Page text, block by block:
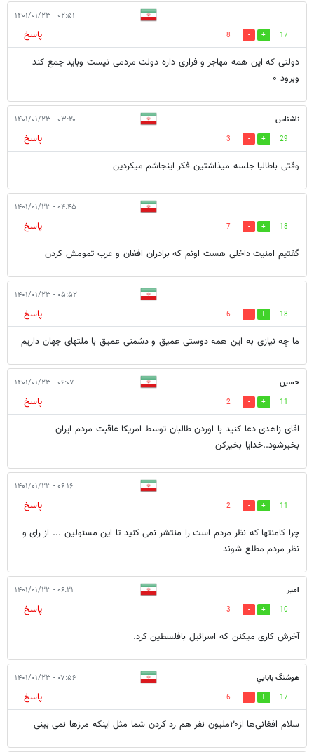
۰۲:۵۱ - ۱۴۰۱/۰۱/۲۳
17
8
پاسخ
دولتی که این همه مهاجر و فراری داره دولت مردمی نیست وباید جمع کند
وبرود ۰
ناشناس ۰۳:۲۰ - ۱۴۰۱/۰۱/۲۳
29
3
پاسخ
وقتی باطالبا جلسه میذاشتین فکر اینجاشم میکردین
۰۴:۴۵ - ۱۴۰۱/۰۱/۲۳
18
7
پاسخ
گفتیم امنیت داخلی هست اونم که برادران افغان و عرب تمومش کردن
۰۵:۵۲ - ۱۴۰۱/۰۱/۲۳
18
6
پاسخ
ما چه نیازی به این همه دوستی عمیق و دشمنی عمیق با ملتهای جهان داریم
حسین ۰۶:۰۷ - ۱۴۰۱/۰۱/۲۳
11
2
پاسخ
اقای زاهدی دعا کنید با اوردن طالبان توسط امریکا عاقبت مردم ایران
بخیرشود..خدایا بخیرکن
۰۶:۱۶ - ۱۴۰۱/۰۱/۲۳
11
2
پاسخ
چرا کامنتها که نظر مردم است را منتشر نمی کنید تا این مسئولین ... از رای و
نظر مردم مطلع شوند
امیر ۰۶:۲۱ - ۱۴۰۱/۰۱/۲۳
10
3
پاسخ
آخرش کاری میکنن که اسرائیل بافلسطین کرد.
هوشنگ بابايي ۰۷:۵۶ - ۱۴۰۱/۰۱/۲۳
17
6
پاسخ
سلام افغانی‌ها از۲۰ملیون نفر هم رد کردن شما مثل اینکه مرزها نمی بینی